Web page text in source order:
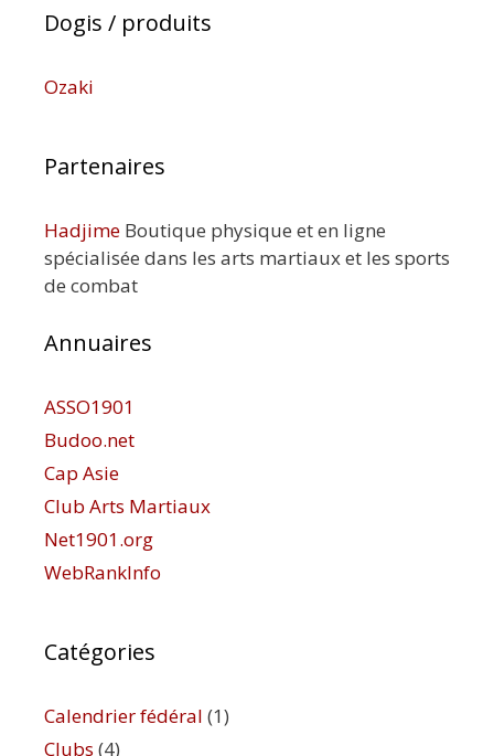
Dogis / produits
Ozaki
Partenaires
Hadjime Boutique physique et en ligne
spécialisée dans les arts martiaux et les sports
de combat
Annuaires
ASSO1901
Budoo.net
Cap Asie
Club Arts Martiaux
Net1901.org
WebRankInfo
Catégories
Calendrier fédéral (1)
Clubs (4)